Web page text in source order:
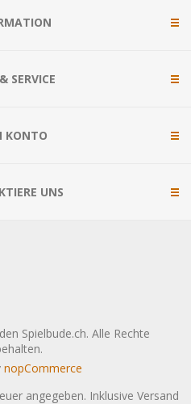
SERVICE
KONTO
UNS
Spielbude.ch. Alle Rechte
nopCommerce
angegeben. Inklusive Versand